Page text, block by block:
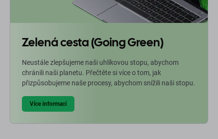
Zelená cesta (Going Green)
Neustále zlepšujeme naši uhlíkovou stopu, abychom
chránili naši planetu. Přečtěte si více o tom, jak
přizpůsobujeme naše procesy, abychom snížili naši stopu.
Více informací